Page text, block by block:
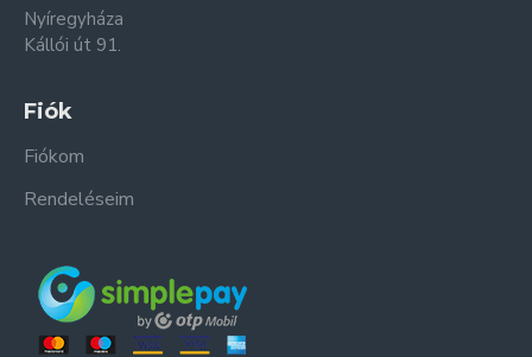
Nyíregyháza
Kállói út 91.
Fiók
Fiókom
Rendeléseim